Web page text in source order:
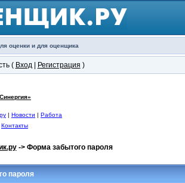
оценки и для оценщика
( Вход| Регистрация )
| Новости | Работа
Контакты
-> Форма забытого пароля
пароля